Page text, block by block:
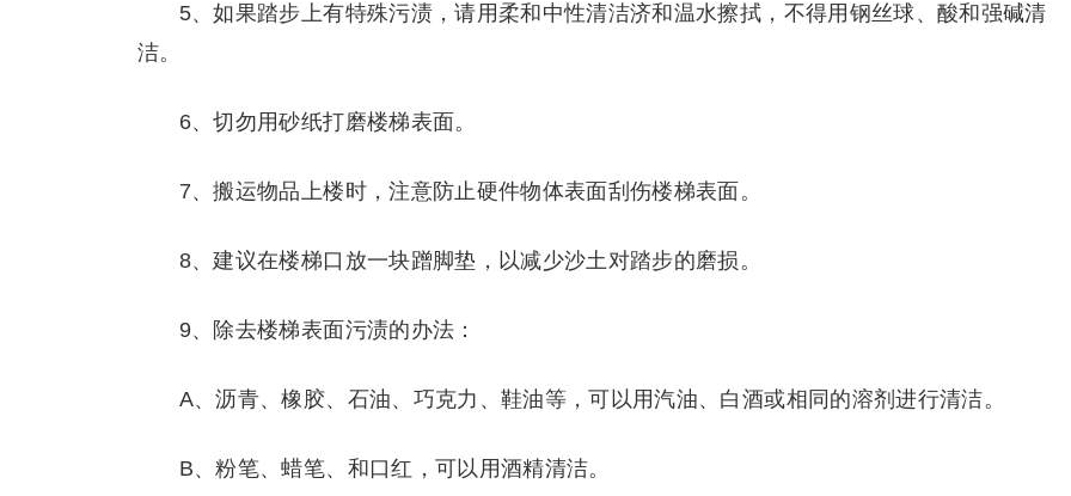
5、如果踏步上有特殊污渍，请用柔和中性清洁济和温水擦拭，不得用钢丝球、酸和强碱清
洁。
6、切勿用砂纸打磨楼梯表面。
7、搬运物品上楼时，注意防止硬件物体表面刮伤楼梯表面。
8、建议在楼梯口放一块蹭脚垫，以减少沙土对踏步的磨损。
9、除去楼梯表面污渍的办法：
A、沥青、橡胶、石油、巧克力、鞋油等，可以用汽油、白酒或相同的溶剂进行清洁。
B、粉笔、蜡笔、和口红，可以用酒精清洁。